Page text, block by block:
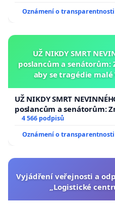
Oznámení o transparentnosti
UŽ NIKDY SMRT
poslancům a senátorům:
aby se tragédie
UŽ NIKDY SMRT
poslancům a senátorům:
aby se tragédie malé
4 566 podpisů
Oznámení o transparentnosti
Vyjádření veřejnosti a
„Logistické